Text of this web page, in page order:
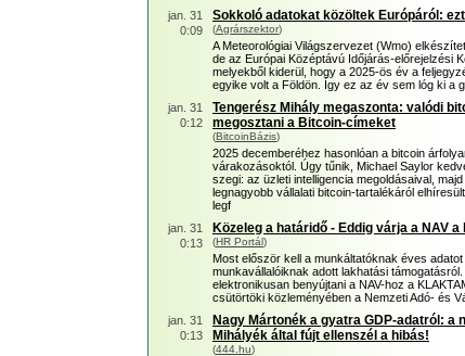
jan. 31
0:09
Sokkoló adatokat közöltek Európáról:
(Agrárszektor)
A Meteorológiai Világszervezet (Wmo)
de az Európai Középtávú Időjárás-előrejelzési
melyekből kiderül, hogy a 2025-ös év a
egyike volt a Földön. Így ez az év sem lóg ki a
jan. 31
0:12
Tengerész Mihály megaszonta: valódi
megosztani a Bitcoin-címeket
(BitcoinBázis)
2025 decemberéhez hasonlóan a bitcoin
várakozásoktól. Úgy tűnik, Michael Saylor
szegi: az üzleti intelligencia megoldásaival,
legnagyobb vállalati bitcoin-tartalékáról
legf
jan. 31
0:13
Közeleg a határidő - Eddig várja a NAV
(HR Portál)
Most először kell a munkáltatóknak éves
munkavállalóiknak adott lakhatási
elektronikusan benyújtani a NAV-hoz a
csütörtöki közleményében a Nemzeti Adó- és
jan. 31
0:13
Nagy Mártonék a gyatra GDP-adatról: a
Mihályék által fújt ellenszél a hibás!
(444.hu)